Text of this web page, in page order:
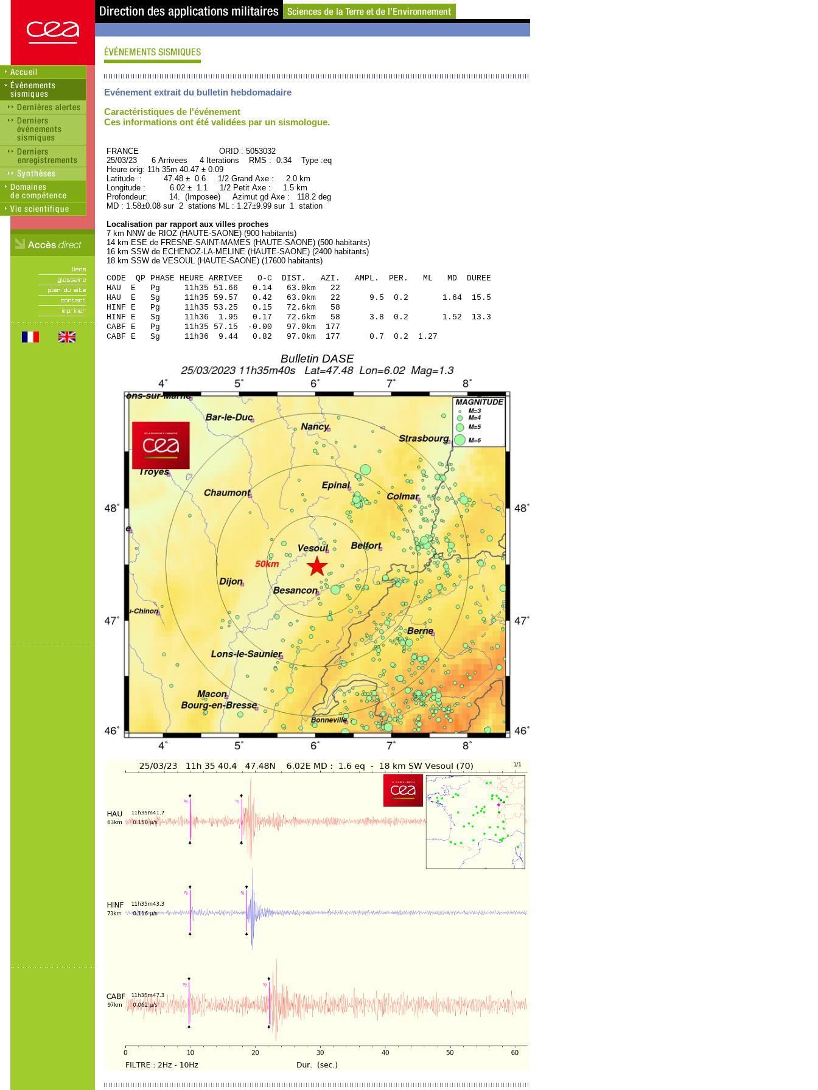
Evénement extrait du bulletin hebdomadaire
Caractéristiques de l'événement
Ces informations ont été validées par un sismologue.
FRANCE ORID : 5053032
25/03/23 6 Arrivees 4 Iterations RMS : 0.34 Type :eq
Heure orig: 11h 35m 40.47 ± 0.09
Latitude : 47.48 ± 0.6 1/2 Grand Axe : 2.0 km
Longitude : 6.02 ± 1.1 1/2 Petit Axe : 1.5 km
Profondeur: 14. (Imposee) Azimut gd Axe : 118.2 deg
MD : 1.58±0.08 sur 2 stations ML : 1.27±9.99 sur 1 station
Localisation par rapport aux villes proches
7 km NNW de RIOZ (HAUTE-SAONE) (900 habitants)
14 km ESE de FRESNE-SAINT-MAMES (HAUTE-SAONE) (500 habitants)
16 km SSW de ECHENOZ-LA-MELINE (HAUTE-SAONE) (2400 habitants)
18 km SSW de VESOUL (HAUTE-SAONE) (17600 habitants)
CODE QP PHASE HEURE ARRIVEE O-C DIST. AZI. AMPL. PER. ML MD DUREE
HAU E Pg 11h35 51.66 0.14 63.0km 22
HAU E Sg 11h35 59.57 0.42 63.0km 22 9.5 0.2 1.64 15.5
HINF E Pg 11h35 53.25 0.15 72.6km 58
HINF E Sg 11h36 1.95 0.17 72.6km 58 3.8 0.2 1.52 13.3
CABF E Pg 11h35 57.15 -0.00 97.0km 177
CABF E Sg 11h36 9.44 0.82 97.0km 177 0.7 0.2 1.27
Bulletin DASE